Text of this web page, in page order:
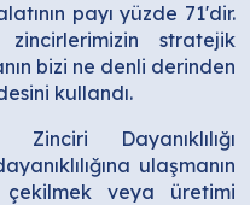
payı yüzde 71'dir.
stratejik
bizi ne denli derinden
kullandı.
Dayanıklılığı
ulaşmanın
veya üretimi